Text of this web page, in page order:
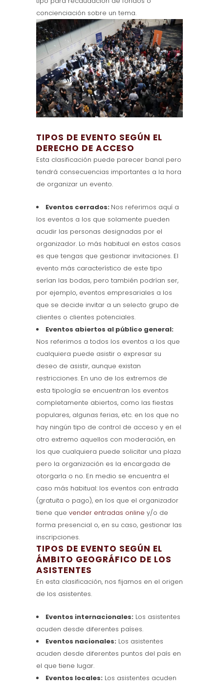
concienciación sobre un tema.
TIPOS DE EVENTO SEGÚN EL
DERECHO DE ACCESO
Esta clasificación puede parecer banal pero
tendrá consecuencias importantes a la hora
de organizar un evento.
Eventos cerrados: Nos referimos aquí a
los eventos a los que solamente pueden
acudir las personas designadas por el
organizador. Lo más habitual en estos casos
es que tengas que gestionar invitaciones. El
evento más característico de este tipo
serían las bodas, pero también podrían ser,
por ejemplo, eventos empresariales a los
que se decide invitar a un selecto grupo de
clientes o clientes potenciales.
Eventos abiertos al público general:
Nos referimos a todos los eventos a los que
cualquiera puede asistir o expresar su
deseo de asistir, aunque existan
restricciones. En uno de los extremos de
esta tipología se encuentran los eventos
completamente abiertos, como las fiestas
populares, algunas ferias, etc. en los que no
hay ningún tipo de control de acceso y en el
otro extremo aquellos con moderación, en
los que cualquiera puede solicitar una plaza
pero la organización es la encargada de
otorgarla o no. En medio se encuentra el
caso más habitual: los eventos con entrada
(gratuita o pago), en los que el organizador
tiene que vender entradas online y/o de
forma presencial o, en su caso, gestionar las
inscripciones.
TIPOS DE EVENTO SEGÚN EL
ÁMBITO GEOGRÁFICO DE LOS
ASISTENTES
En esta clasificación, nos fijamos en el origen
de los asistentes.
Eventos internacionales: Los asistentes
acuden desde diferentes países.
Eventos nacionales: Los asistentes
acuden desde diferentes puntos del país en
el que tiene lugar.
Eventos locales: Los asistentes acuden